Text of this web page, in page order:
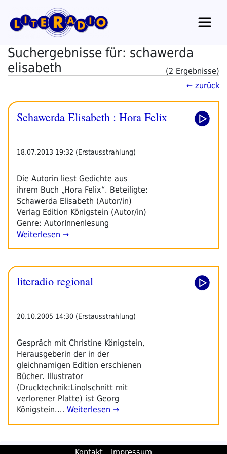
Inhalt
springen
Suchergebnisse für: schawerda
elisabeth
(2 Ergebnisse)
← zurück
Schawerda Elisabeth : Hora Felix
18.07.2013 19:32 (Erstausstrahlung)
Die Autorin liest Gedichte aus
ihrem Buch „Hora Felix“. Beteiligte:
Schawerda Elisabeth (Autor/in)
Verlag Edition Königstein (Autor/in)
Genre: AutorInnenlesung
Weiterlesen →
literadio regional
20.10.2005 14:30 (Erstausstrahlung)
Gespräch mit Christine Königstein,
Herausgeberin der in der
gleichnamigen Edition erschienen
Bücher. Illustrator
(Drucktechnik:Linolschnitt mit
verlorener Platte) ist Georg
Königstein.… Weiterlesen →